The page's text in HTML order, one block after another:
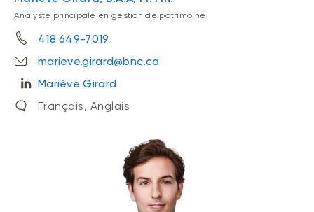
Analyste principale en gestion de patrimoine
418 649-7019
marieve.girard@bnc.ca
Mariève Girard
Français, Anglais